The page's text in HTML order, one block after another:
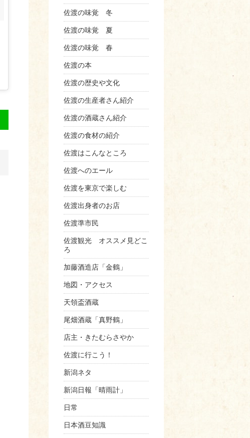
佐渡の味覚 冬
佐渡の味覚 夏
佐渡の味覚 春
佐渡の本
佐渡の歴史や文化
佐渡の生産者さん紹介
佐渡の酒蔵さん紹介
佐渡の食材の紹介
佐渡はこんなところ
佐渡へのエール
佐渡を東京で楽しむ
佐渡出身者のお店
佐渡準市民
佐渡観光 オススメ見どこ
ろ
加藤酒造店「金鶴」
地図・アクセス
天領盃酒蔵
尾畑酒蔵「真野鶴」
店主・きたむらさやか
佐渡に行こう！
新潟ネタ
新潟日報「晴雨計」
日常
日本酒豆知識